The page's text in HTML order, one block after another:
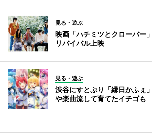
見る・遊ぶ
映画「ハチミツとクローバー
リバイバル上映
見る・遊ぶ
渋谷にすとぷり「縁日かふぇ
や楽曲流して育てたイチゴも